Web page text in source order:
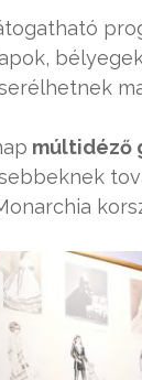
múltidéző